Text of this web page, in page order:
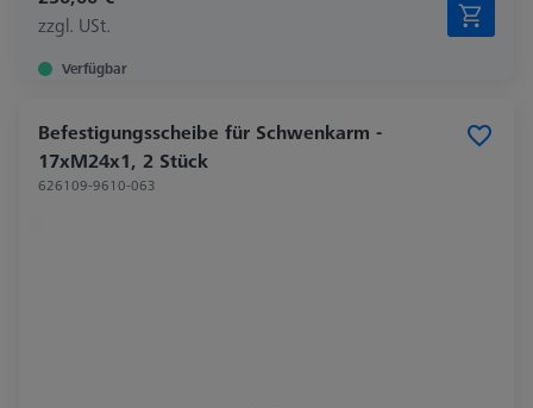
zzgl. USt.
Verfügbar
Befestigungsscheibe für Schwenkarm -
17xM24x1, 2 Stück
626109-9610-063